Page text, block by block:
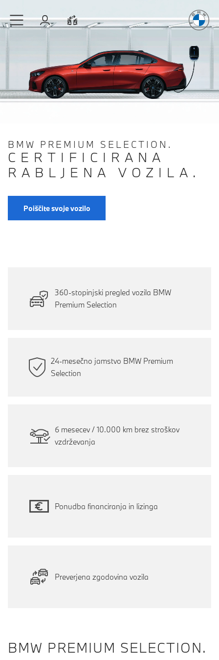
Prijava Primerjaj
BMW PREMIUM SELECTION.
CERTIFICIRANA
RABLJENA VOZILA.
Poiščite svoje vozilo
360-stopinjski pregled vozila BMW
Premium Selection
24-mesečno jamstvo BMW Premium
Selection
6 mesecev / 10.000 km brez stroškov
vzdrževanja
Ponudba financiranja in lizinga
Preverjena zgodovina vozila
BMW PREMIUM SELECTION.